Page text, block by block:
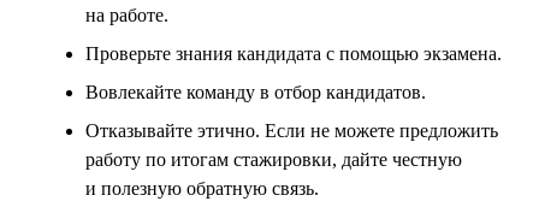
на работе.
Проверьте знания кандидата с помощью экзамена.
Вовлекайте команду в отбор кандидатов.
Отказывайте этично. Если не можете предложить
работу по итогам стажировки, дайте честную
и полезную обратную связь.